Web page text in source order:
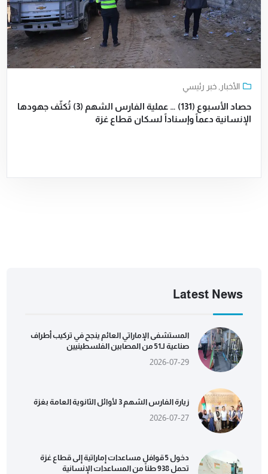
الأخبار ,خبر رئيسي
حصاد الأسبوع (131) … عملية الفارس الشهم (3) تُكثّف جهودها
الإنسانية دعماً وإسناداً لسكان قطاع غزة
Latest News
المستشفى الإماراتي العائم ينجح في تركيب أطراف
صناعية لـ51 من المصابين الفلسطينيين
2026-07-29
زيارة الفارس الشهم 3 لأوائل الثانوية العامة بغزة
2026-07-27
دخول 5 قوافل مساعدات إماراتية إلى قطاع غزة
تحمل 938 طناً من المساعدات الإنسانية